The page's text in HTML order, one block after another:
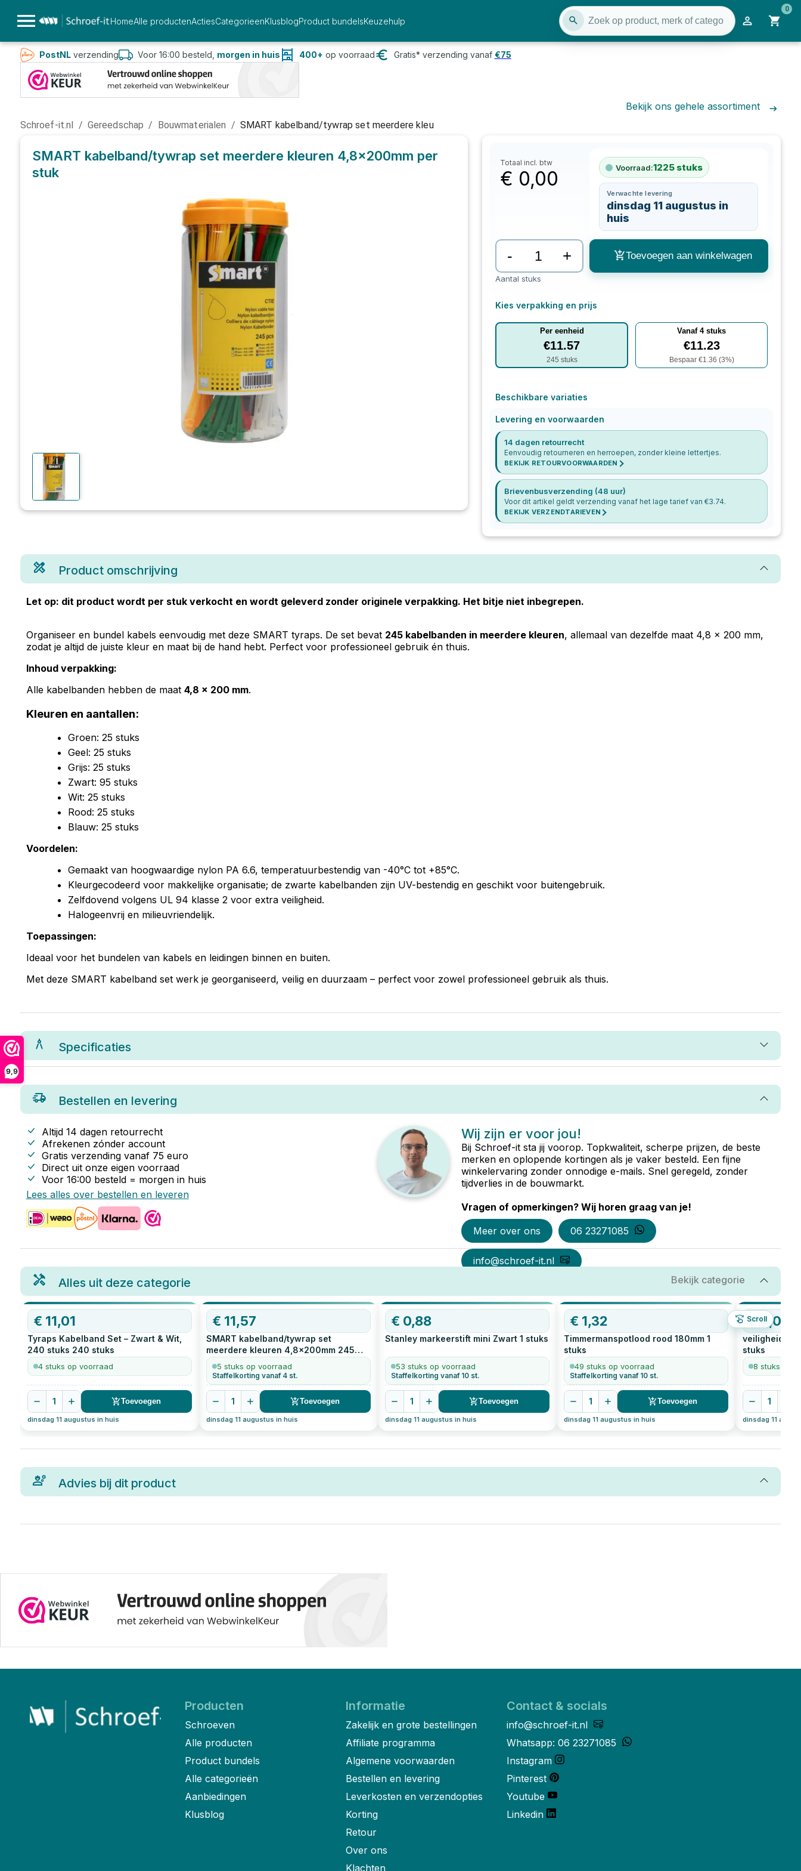
9,9
HomeAlle productenActiesCategorieenKlusblogProduct bundelsKeuzehulp
0
PostNLverzending Voor 16:00 besteld, morgen in huis 400+ op voorraad Gratis* verzending vanaf €75
Bekijk ons gehele assortiment
Schroef-it.nl / Gereedschap / Bouwmaterialen / SMART kabelband/tywrap set meerdere kleu
SMART kabelband/tywrap set meerdere kleuren 4,8x200mm per
stuk
Totaal incl. btw
€ 0,00 Voorraad:1225 stuks
Verwachte levering
dinsdag 11 augustus in
huis
- + Toevoegen aan winkelwagen
Aantal stuks
Kies verpakking en prijs
Per eenheid
€11.57
245 stuks
Vanaf4stuks
€11.23
Bespaar €1.36 (3%)
Beschikbare variaties
Levering en voorwaarden
14 dagen retourrecht
Eenvoudig retourneren en herroepen, zonder kleine lettertjes.
BEKIJK RETOURVOORWAARDEN
Brievenbusverzending (48 uur)
Voor dit artikel geldt verzending vanaf het lage tarief van €3.74.
BEKIJK VERZENDTARIEVEN
Product omschrijving
Let op: dit product wordt per stuk verkocht en wordt geleverd zonder originele verpakking. Het bitje niet inbegrepen.
Organiseer en bundel kabels eenvoudig met deze SMART tyraps. De set bevat 245 kabelbanden in meerdere kleuren, allemaal van dezelfde maat 4,8 x 200 mm,
zodat je altijd de juiste kleur en maat bij de hand hebt. Perfect voor professioneel gebruik én thuis.
Inhoud verpakking:
Alle kabelbanden hebben de maat 4,8 x 200 mm.
Kleuren en aantallen:
Groen: 25 stuks
Geel: 25 stuks
Grijs: 25 stuks
Zwart: 95 stuks
Wit: 25 stuks
Rood: 25 stuks
Blauw: 25 stuks
Voordelen:
Gemaakt van hoogwaardige nylon PA 6.6, temperatuurbestendig van -40°C tot +85°C.
Kleurgecodeerd voor makkelijke organisatie; de zwarte kabelbanden zijn UV-bestendig en geschikt voor buitengebruik.
Zelfdovend volgens UL 94 klasse 2 voor extra veiligheid.
Halogeenvrij en milieuvriendelijk.
Toepassingen:
Ideaal voor het bundelen van kabels en leidingen binnen en buiten.
Met deze SMART kabelband set werk je georganiseerd, veilig en duurzaam – perfect voor zowel professioneel gebruik als thuis.
Specificaties
Bestellen en levering
Altijd 14 dagen retourrecht
Afrekenen zónder account
Gratis verzending vanaf 75 euro
Direct uit onze eigen voorraad
Voor 16:00 besteld = morgen in huis
Lees alles over bestellen en leveren
Wij zijn er voor jou!
Bij Schroef-it sta jij voorop. Topkwaliteit, scherpe prijzen, de beste
merken en oplopende kortingen als je vaker besteld. Een fijne
winkelervaring zonder onnodige e-mails. Snel geregeld, zonder
tijdverlies in de bouwmarkt.
Vragen of opmerkingen? Wij horen graag van je!
Meer over ons
06 23271085
info@schroef-it.nl
Alles uit deze categorie Bekijk categorie
Scroll
€ 11,01
Tyraps Kabelband Set – Zwart & Wit,
240 stuks 240 stuks
4 stuks op voorraad
1 Toevoegen
dinsdag 11 augustus in huis
€ 11,57
SMART kabelband/tywrap set
meerdere kleuren 4,8x200mm 245
stuks5 stuks op voorraad
Staffelkorting vanaf 4 st.
1 Toevoegen
dinsdag 11 augustus in huis
€ 0,88
Stanley markeerstift mini Zwart 1 stuks
53 stuks op voorraad
Staffelkorting vanaf 10 st.
1 Toevoegen
dinsdag 11 augustus in huis
€ 1,32
Timmermanspotlood rood 180mm 1
stuks
49 stuks op voorraad
Staffelkorting vanaf 10 st.
1 Toevoegen
dinsdag 11 augustus in huis
€3,05
stuks
8 stuks op
1
dinsdag 11
Advies bij dit product
Producten
Schroeven
Alle producten
Product bundels
Alle categorieën
Aanbiedingen
Klusblog
Informatie
Zakelijk en grote bestellingen
Affiliate programma
Algemene voorwaarden
Bestellen en levering
Leverkosten en verzendopties
Korting
Retour
Over ons
Klachten
Contact & socials
info@schroef-it.nl
Whatsapp: 06 23271085
Instagram
Pinterest
Youtube
Linkedin